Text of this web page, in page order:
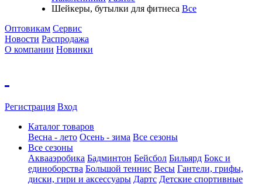
Шейкеры, бутылки для фитнеса Все
Оптовикам Сервис
Новости Распродажа
О компании Новинки
Регистрация Вход
Каталог товаров
Весна - лето Осень - зима Все сезоны
Все сезоны
Аквааэробика Бадминтон Бейсбол Бильярд Бокс и
единоборства Большой теннис Весы Гантели, грифы,
диски, гири и аксессуары Дартс Детские спортивные